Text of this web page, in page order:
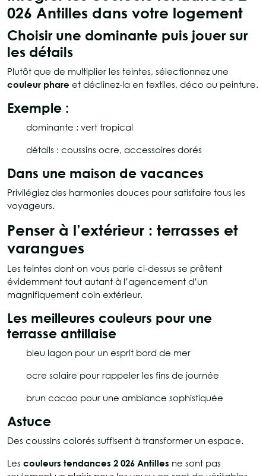
026 Antilles dans votre logement
Choisir une dominante puis jouer sur
les détails
Plutôt que de multiplier les teintes, sélectionnez une
couleur phare et déclinez-la en textiles, déco ou peinture.
Exemple :
dominante : vert tropical
détails : coussins ocre, accessoires dorés
Dans une maison de vacances
Privilégiez des harmonies douces pour satisfaire tous les
voyageurs.
Penser à l’extérieur : terrasses et
varangues
Les teintes dont on vous parle ci-dessus se prêtent
évidemment tout autant à l’agencement d’un
magnifiquement coin extérieur.
Les meilleures couleurs pour une
terrasse antillaise
bleu lagon pour un esprit bord de mer
ocre solaire pour rappeler les fins de journée
brun cacao pour une ambiance sophistiquée
Astuce
Des coussins colorés suffisent à transformer un espace.
Les couleurs tendances 2 026 Antilles ne sont pas